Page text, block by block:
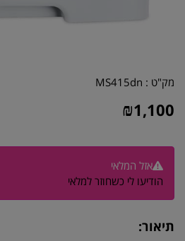
מק"ט : MS415dn
₪1,100
אזל המלאי
הודיעו לי כשחוזר למלאי
תיאור: